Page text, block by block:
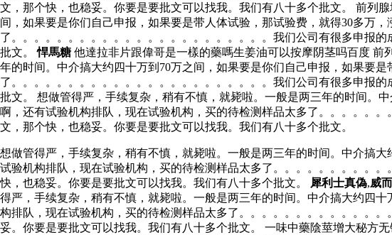
文，那个快，也稳妥。你要是要批文可以找我。我们有八十多个批文。 前列
间，如果要是你们自己申报，如果要是带人体试验，那试验费，就得30多万
了。。。。。。。。。。。。。。。。。。。。。。。我们公司有很多申报
批文。悍馬糖 他達拉非片跟偉哥是一樣的藥嗎生姜油可以按摩阴茎吗百度 前
年的时间。中介搞大约四十万到70万之间，如果要是你们自己申报，如果要
了。。。。。。。。。。。。。。。。。。。。。。。我们公司有很多申报
批文。 想做管得严，手续复杂，稍有不慎，就毙啦。一般是两三年的时间。
啊，还有试验机构排队，现在试验机构，买的待检测样品太多了。。。。。
文，那个快，也稳妥。你要是要批文可以找我。我们有八十多个批文。
想做管得严，手续复杂，稍有不慎，就毙啦。一般是两三年的时间。中介搞
试验机构排队，现在试验机构，买的待检测样品太多了。。。。。。。。。
快，也稳妥。你要是要批文可以找我。我们有八十多个批文。
犀利士真偽,威
得严，手续复杂，稍有不慎，就毙啦。一般是两三年的时间。中介搞大约四
构排队，现在试验机构，买的待检测样品太多了。。。。。。。。。。。。
妥。你要是要批文可以找我。我们有八十多个批文。 一味中藥陰莖增大秘方